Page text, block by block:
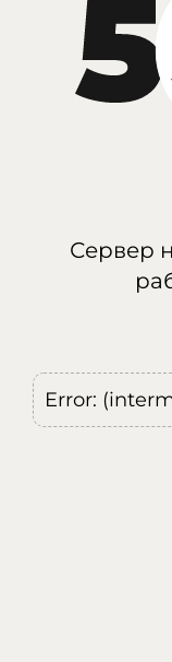
Сервер